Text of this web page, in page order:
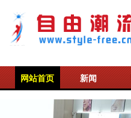
网站首页 新闻